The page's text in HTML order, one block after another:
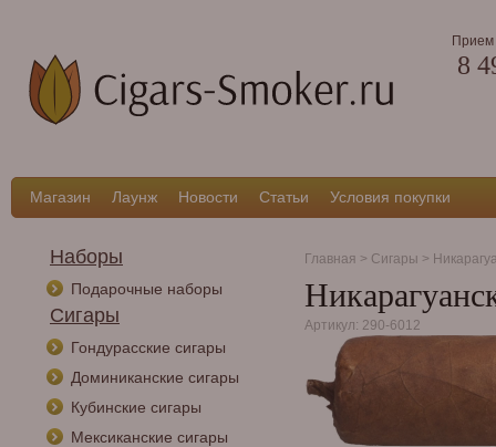
Прием
8
Магазин Лаунж Новости Статьи Условия покупки
Наборы
Подарочные наборы
Сигары
Гондурасские сигары
Доминиканские сигары
Кубинские сигары
Мексиканские сигары
Главная > Сигары >
Артикул: 290-6012